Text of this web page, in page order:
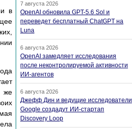
в
же
7 августа 2026
OpenAI обновила GPT-5.6 Sol и
переведет бесплатный ChatGPT на
Luna
6 августа 2026
OpenAI замедляет исследования
после неконтролируемой активности
ИИ-агентов
6 августа 2026
Джефф Дин и ведущие исследователи
Google создадут ИИ-стартап
Discovery Loop